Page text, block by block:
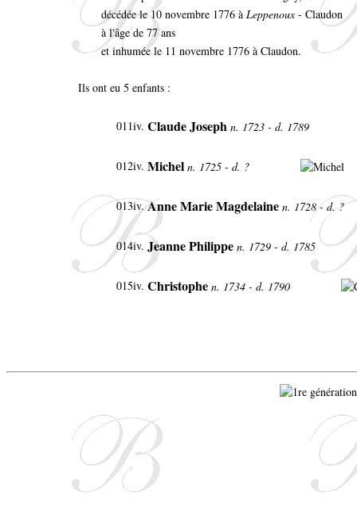
décédée le 10 novembre 1776 à Leppenoux- Claudon
à l'âge de 77 ans
et inhumée le 11 novembre 1776 à Claudon.
Ils ont eu 5 enfants :
011iv. Claude Joseph n. 1723 - d. 1789
012iv. Michel n. 1725 - d. ?
013iv. Anne Marie Magdelaine n. 1728 - d. ?
014iv. Jeanne Philippe n. 1729 - d. 1785
015iv. Christophe n. 1734 - d. 1790